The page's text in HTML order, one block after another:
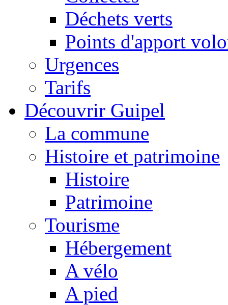
Déchets verts
Points d'apport
Urgences
Tarifs
Découvrir Guipel
La commune
Histoire et patrimoine
Histoire
Patrimoine
Tourisme
Hébergement
A vélo
A pied